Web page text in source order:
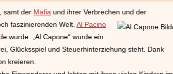
samt der Mafia und ihrer Verbrechen und der
faszinierenden Welt. Al Pacino
wurde. „Al Capone“ wurde ein
Glücksspiel und Steuerhinterziehung steht. Dank
kreieren.